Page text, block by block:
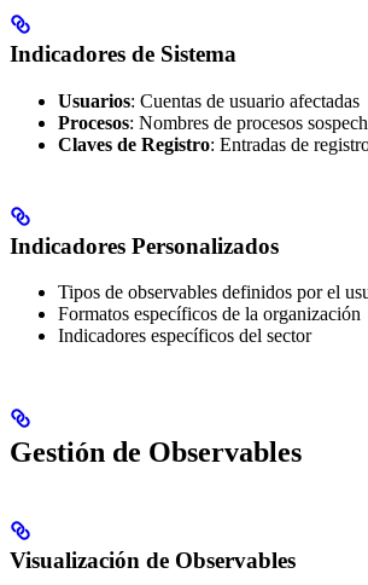
Indicadores de Sistema
Usuarios: Cuentas de usuario afectadas
Procesos: Nombres de procesos
Claves de Registro: Entradas de
Indicadores Personalizados
Tipos de observables definidos por el
Formatos específicos de la organización
Indicadores específicos del sector
Gestión de Observables
Visualización de Observables